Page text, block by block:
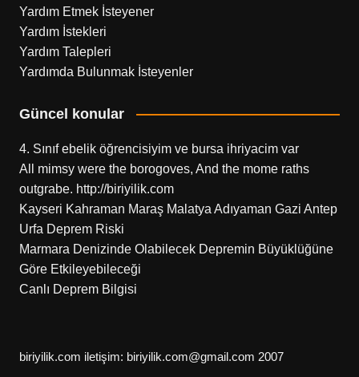
Yardım Etmek İsteyener
Yardım İstekleri
Yardım Talepleri
Yardımda Bulunmak İsteyenler
Güncel konular
4. Sınıf ebelik öğrencisiyim ve bursa ihriyacim var
All mimsy were the borogoves, And the mome raths
outgrabe. http://biriyilik.com
Kayseri Kahraman Maraş Malatya Adıyaman Gazi Antep
Urfa Deprem Riski
Marmara Denizinde Olabilecek Depremin Büyüklüğüne
Göre Etkileyebileceği
Canlı Deprem Bilgisi
biriyilik.com iletişim: biriyilik.com@gmail.com 2007